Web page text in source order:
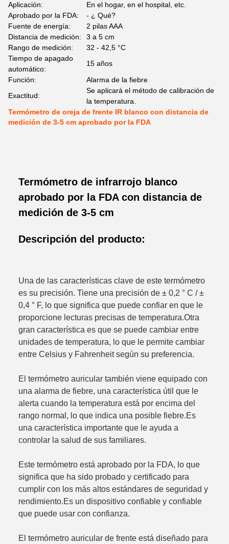
Aplicación:
En el hogar, en el hospital, etc.
Aprobado por la FDA:
- ¿ Qué?
Fuente de energía:
2 pilas AAA
Distancia de medición:
3 a 5 cm
Rango de medición:
32 - 42,5 °C
Tiempo de apagado
automático:
15 años
Función:
Alarma de la fiebre
Exactitud:
Se aplicará el método de calibración de
la temperatura.
Termómetro de oreja de frente IR blanco con distancia de
medición de 3-5 cm aprobado por la FDA
Termómetro de infrarrojo blanco
aprobado por la FDA con distancia de
medición de 3-5 cm
Descripción del producto:
Una de las características clave de este termómetro
es su precisión. Tiene una precisión de ± 0,2 ° C / ±
0,4 ° F, lo que significa que puede confiar en que le
proporcione lecturas precisas de temperatura.Otra
gran característica es que se puede cambiar entre
unidades de temperatura, lo que le permite cambiar
entre Celsius y Fahrenheit según su preferencia.
El termómetro auricular también viene equipado con
una alarma de fiebre, una característica útil que le
alerta cuando la temperatura está por encima del
rango normal, lo que indica una posible fiebre.Es
una característica importante que le ayuda a
controlar la salud de sus familiares.
Este termómetro está aprobado por la FDA, lo que
significa que ha sido probado y certificado para
cumplir con los más altos estándares de seguridad y
rendimiento.Es un dispositivo confiable y confiable
que puede usar con confianza.
El termómetro auricular de frente está diseñado para